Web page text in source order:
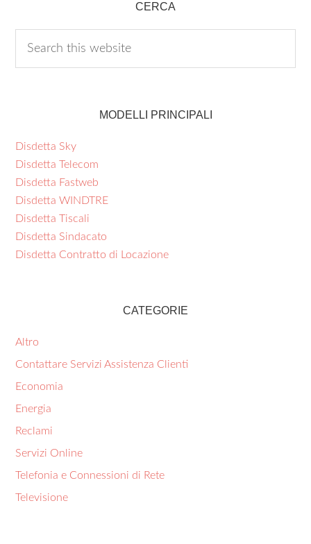
CERCA
MODELLI PRINCIPALI
Disdetta Sky
Disdetta Telecom
Disdetta Fastweb
Disdetta WINDTRE
Disdetta Tiscali
Disdetta Sindacato
Disdetta Contratto di Locazione
CATEGORIE
Altro
Contattare Servizi Assistenza Clienti
Economia
Energia
Reclami
Servizi Online
Telefonia e Connessioni di Rete
Televisione